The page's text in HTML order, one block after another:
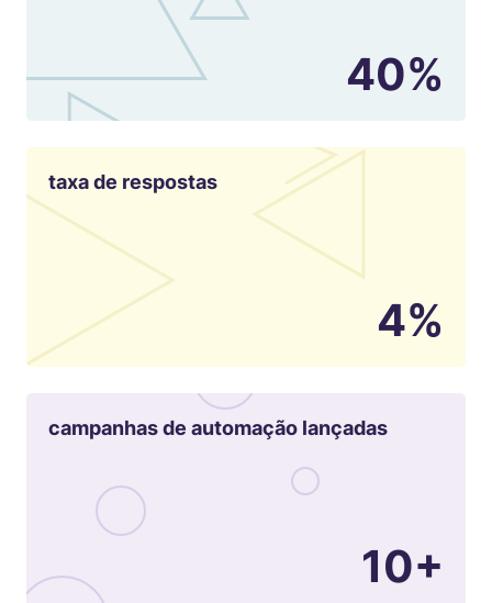
40%
taxa de respostas
4%
campanhas de automação lançadas
10+